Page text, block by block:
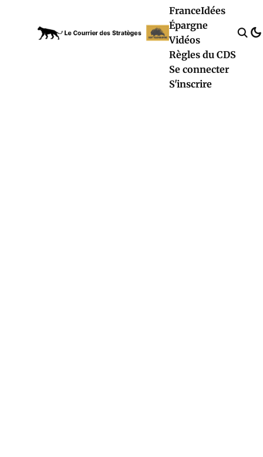
FranceIdées
Épargne
Vidéos
Règles du CDS
Se connecter
S'inscrire